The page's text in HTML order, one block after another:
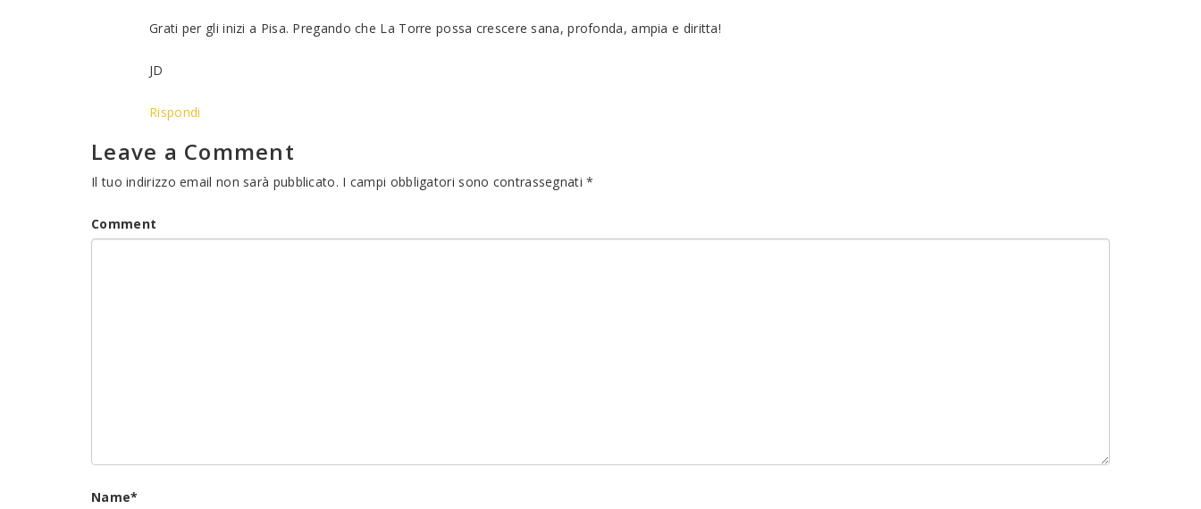
Grati per gli inizi a Pisa. Pregando che La Torre possa crescere sana, profonda, ampia e diritta!
JD
Rispondi
Leave a Comment
Il tuo indirizzo email non sarà pubblicato. I campi obbligatori sono contrassegnati*
Comment
Name*